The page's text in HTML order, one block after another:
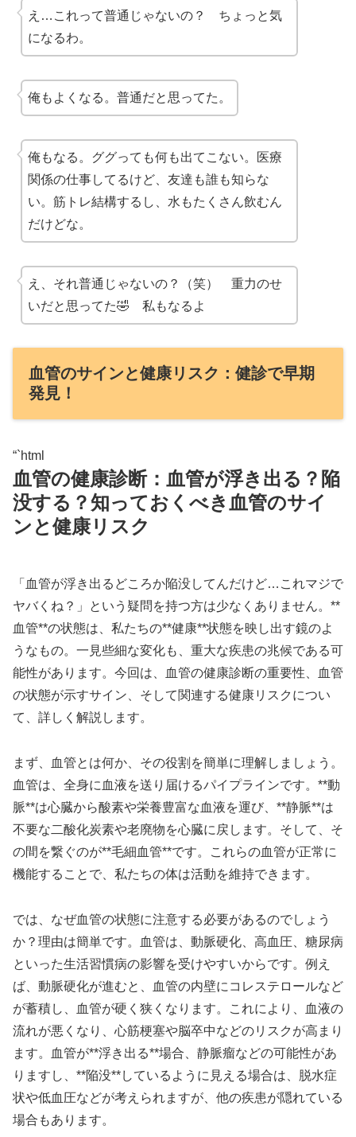
え…これって普通じゃないの？ ちょっと気
になるわ。
俺もよくなる。普通だと思ってた。
俺もなる。ググっても何も出てこない。医療
関係の仕事してるけど、友達も誰も知らな
い。筋トレ結構するし、水もたくさん飲むん
だけどな。
え、それ普通じゃないの？（笑） 重力のせ
いだと思ってた🤣 私もなるよ
血管のサインと健康リスク：健診で早期
発見！
“`html
血管の健康診断：血管が浮き出る？陥
没する？知っておくべき血管のサイ
ンと健康リスク
「血管が浮き出るどころか陥没してんだけど…これマジで
ヤバくね？」という疑問を持つ方は少なくありません。**
血管**の状態は、私たちの**健康**状態を映し出す鏡のよ
うなもの。一見些細な変化も、重大な疾患の兆候である可
能性があります。今回は、血管の健康診断の重要性、血管
の状態が示すサイン、そして関連する健康リスクについ
て、詳しく解説します。
まず、血管とは何か、その役割を簡単に理解しましょう。
血管は、全身に血液を送り届けるパイプラインです。**動
脈**は心臓から酸素や栄養豊富な血液を運び、**静脈**は
不要な二酸化炭素や老廃物を心臓に戻します。そして、そ
の間を繋ぐのが**毛細血管**です。これらの血管が正常に
機能することで、私たちの体は活動を維持できます。
では、なぜ血管の状態に注意する必要があるのでしょう
か？理由は簡単です。血管は、動脈硬化、高血圧、糖尿病
といった生活習慣病の影響を受けやすいからです。例え
ば、動脈硬化が進むと、血管の内壁にコレステロールなど
が蓄積し、血管が硬く狭くなります。これにより、血液の
流れが悪くなり、心筋梗塞や脳卒中などのリスクが高まり
ます。血管が**浮き出る**場合、静脈瘤などの可能性があ
りますし、**陥没**しているように見える場合は、脱水症
状や低血圧などが考えられますが、他の疾患が隠れている
場合もあります。